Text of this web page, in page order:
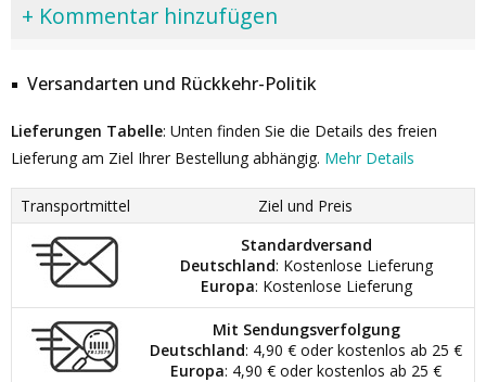
+ Kommentar hinzufügen
Versandarten und Rückkehr-Politik
Lieferungen Tabelle: Unten finden Sie die Details des freien
Lieferung am Ziel Ihrer Bestellung abhängig. Mehr Details
Transportmittel
Ziel und Preis
Standardversand
Deutschland: Kostenlose Lieferung
Europa: Kostenlose Lieferung
Mit Sendungsverfolgung
Deutschland: 4,90 € oder kostenlos ab 25 €
Europa: 4,90 € oder kostenlos ab 25 €